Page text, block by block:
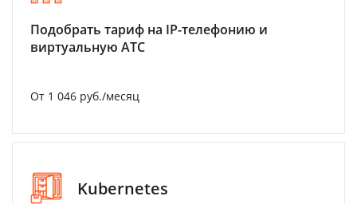
Подобрать тариф на IP-телефонию и
виртуальную АТС
От 1 046 руб./месяц
Kubernetes